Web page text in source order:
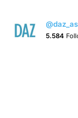
5.584